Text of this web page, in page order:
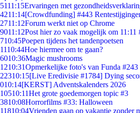
5111:15Ervaringen met
4211:14[Crowdfunding] #443
2711:12Forum werkt niet op Chrome
9011:12Post hier zo vaak mogelijk om 11:11
710:45Poepen tijdens het tandenpoetsen
1110:44Hoe hiermee om te gaan?
6010:36Magic mushrooms
1210:31Opmerkelijke foto's van Funda #243
22310:15[Live Eredivisie #1784] Dying
010:14[KERST] Adventskalenders 2026
10510:11Het grote goedemorgen topic #3
3810:08Horrorfilms #33: Halloween
11810:04Vrienden gaan op vakantie zonder